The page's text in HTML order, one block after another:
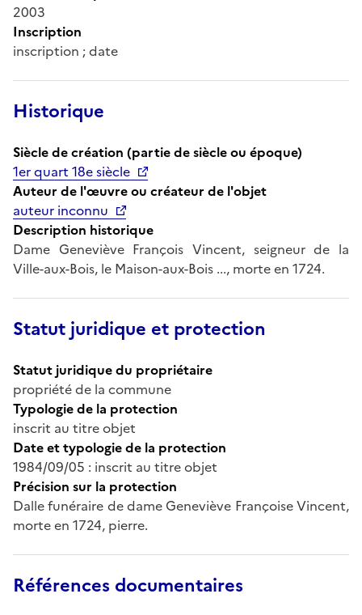
2003
Inscription
inscription ; date
Historique
Siècle de création (partie de siècle ou époque)
1er quart 18e siècle
Auteur de l'œuvre ou créateur de l'objet
auteur inconnu
Description historique
Dame Geneviève François Vincent, seigneur de la
Ville-aux-Bois, le Maison-aux-Bois ..., morte en 1724.
Statut juridique et protection
Statut juridique du propriétaire
propriété de la commune
Typologie de la protection
inscrit au titre objet
Date et typologie de la protection
1984/09/05 : inscrit au titre objet
Précision sur la protection
Dalle funéraire de dame Geneviève Françoise Vincent,
morte en 1724, pierre.
Références documentaires